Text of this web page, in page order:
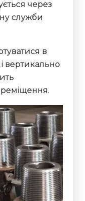
через
служби
в
вертикально